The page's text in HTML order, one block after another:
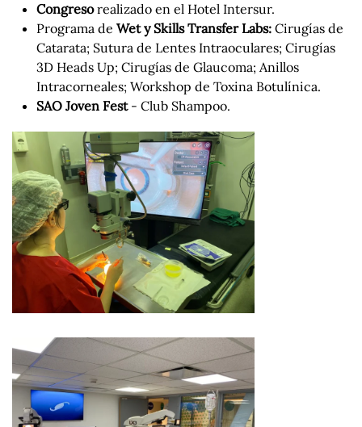
Congresorealizado en el Hotel Intersur.
Programa de Wet y Skills Transfer Labs: Cirugías de
Catarata; Sutura de Lentes Intraoculares; Cirugías
3D Heads Up; Cirugías de Glaucoma; Anillos
Intracorneales; Workshop de Toxina Botulínica.
SAO Joven Fest - Club Shampoo.